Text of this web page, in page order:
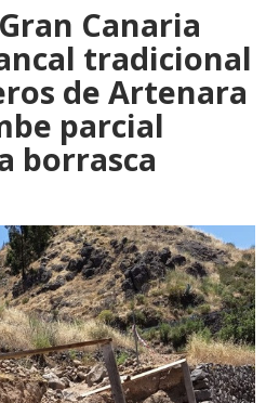
Canaria
tradicional
de Artenara
parcial
borrasca